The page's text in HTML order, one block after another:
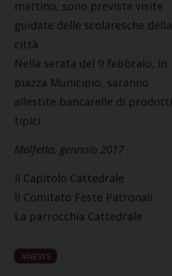
mattino, sono previste visite
guidate delle scolaresche della
città
Nella serata del 9 febbraio, in
piazza Municipio, saranno
allestite bancarelle di prodotti
tipici
Molfetta, gennaio 2017
Il Capitolo Cattedrale
Il Comitato Feste Patronali
La parrocchia Cattedrale
NEWS